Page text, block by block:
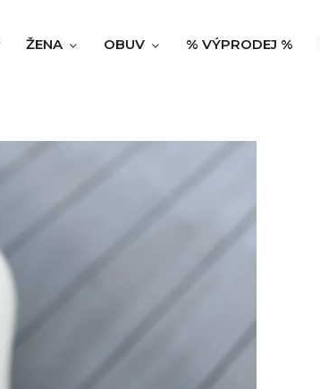
ŽENA OBUV % VÝPRODEJ %